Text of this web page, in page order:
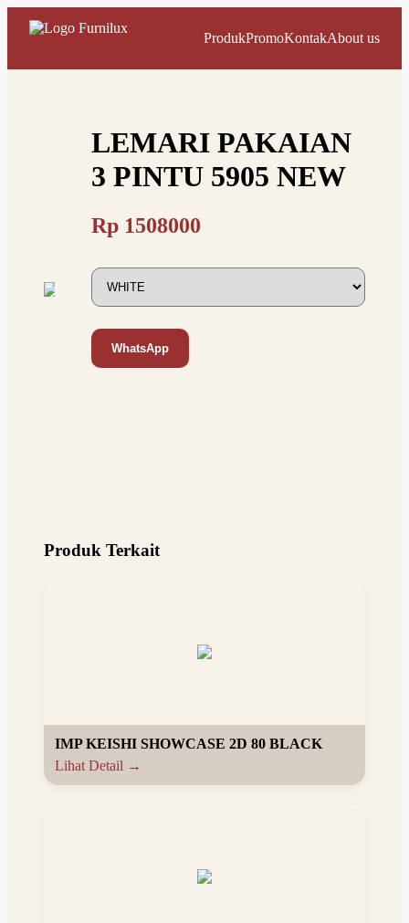
ProdukPromoKontakAbout us
LEMARI PAKAIAN
3 PINTU 5905 NEW
Rp 1508000
WhatsApp
Produk Terkait
IMP KEISHI SHOWCASE 2D 80 BLACK
Lihat Detail →